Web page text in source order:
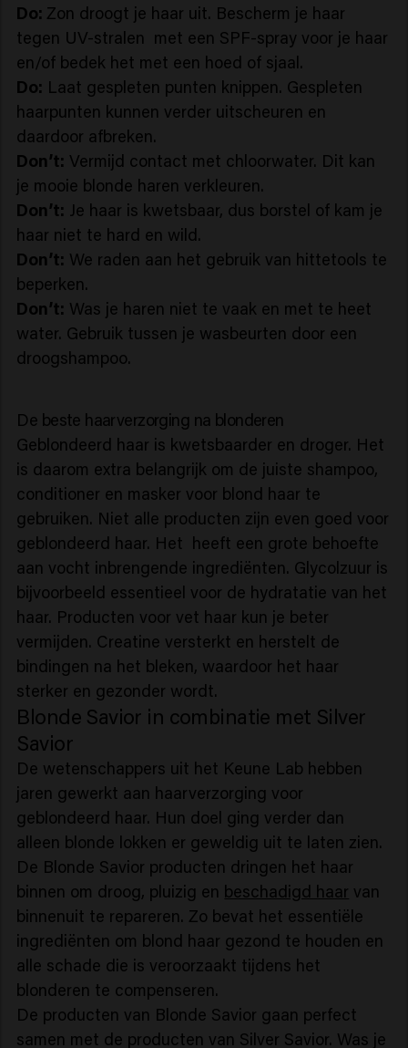
Do: Zon droogt je haar uit. Bescherm je haar
tegen UV-stralen met een SPF-spray voor je haar
en/of bedek het met een hoed of sjaal.
Do: Laat gespleten punten knippen. Gespleten
haarpunten kunnen verder uitscheuren en
daardoor afbreken.
Don’t: Vermijd contact met chloorwater. Dit kan
je mooie blonde haren verkleuren.
Don’t: Je haar is kwetsbaar, dus borstel of kam je
haar niet te hard en wild.
Don’t: We raden aan het gebruik van hittetools te
beperken.
Don’t: Was je haren niet te vaak en met te heet
water. Gebruik tussen je wasbeurten door een
droogshampoo.
De beste haarverzorging na blonderen
Geblondeerd haar is kwetsbaarder en droger. Het
is daarom extra belangrijk om de juiste shampoo,
conditioner en masker voor blond haar te
gebruiken. Niet alle producten zijn even goed voor
geblondeerd haar. Het heeft een grote behoefte
aan vocht inbrengende ingrediënten. Glycolzuur is
bijvoorbeeld essentieel voor de hydratatie van het
haar. Producten voor vet haar kun je beter
vermijden. Creatine versterkt en herstelt de
bindingen na het bleken, waardoor het haar
sterker en gezonder wordt.
Blonde Savior in combinatie met Silver
Savior
De wetenschappers uit het Keune Lab hebben
jaren gewerkt aan haarverzorging voor
geblondeerd haar. Hun doel ging verder dan
alleen blonde lokken er geweldig uit te laten zien.
De Blonde Savior producten dringen het haar
binnen om droog, pluizig en beschadigd haar van
binnenuit te repareren. Zo bevat het essentiële
ingrediënten om blond haar gezond te houden en
alle schade die is veroorzaakt tijdens het
blonderen te compenseren.
De producten van Blonde Savior gaan perfect
samen met de producten van Silver Savior. Was je